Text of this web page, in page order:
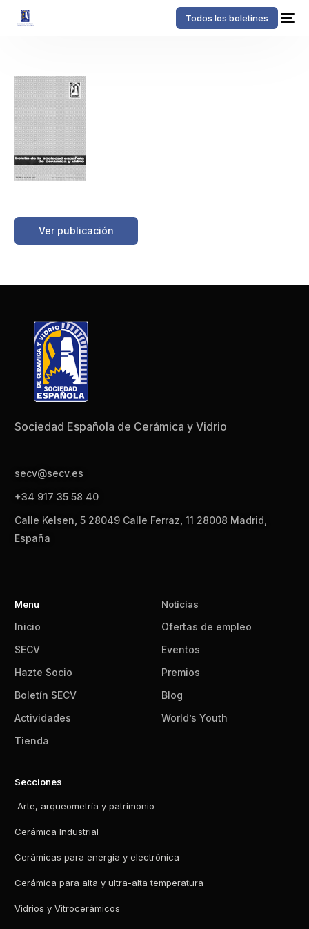
Todos los boletines
Ver publicación
Sociedad Española de Cerámica y Vidrio
secv@secv.es
+34 917 35 58 40
Calle Kelsen, 5 28049 Calle Ferraz, 11 28008 Madrid,
España
Menu
Inicio
SECV
Hazte Socio
Boletín SECV
Actividades
Tienda
Noticias
Ofertas de empleo
Eventos
Premios
Blog
World’s Youth
Secciones
Arte, arqueometría y patrimonio
Cerámica Industrial
Cerámicas para energía y electrónica
Cerámica para alta y ultra-alta temperatura
Vidrios y Vitrocerámicos